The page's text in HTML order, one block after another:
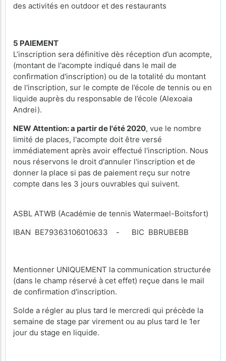
des activités en outdoor et des restaurants
5 PAIEMENT
L’inscription sera définitive dès réception d’un acompte,
(montant de l'acompte indiqué dans le mail de
confirmation d'inscription) ou de la totalité du montant
de l'inscription, sur le compte de l’école de tennis ou en
liquide auprès du responsable de l’école (Alexoaia
Andrei).
NEW Attention: a partir de l'été 2020, vue le nombre
limité de places, l'acompte doit être versé
immédiatement après avoir effectué l'inscription. Nous
nous réservons le droit d'annuler l'inscription et de
donner la place si pas de paiement reçu sur notre
compte dans les 3 jours ouvrables qui suivent.
ASBL ATWB (Académie de tennis Watermael-Boitsfort)
IBAN BE79363106010633 - BIC BBRUBEBB
Mentionner UNIQUEMENT la communication structurée
(dans le champ réservé à cet effet) reçue dans le mail
de confirmation d'inscription.
Solde a régler au plus tard le mercredi qui précède la
semaine de stage par virement ou au plus tard le 1er
jour du stage en liquide.